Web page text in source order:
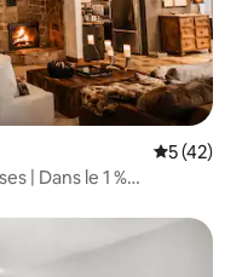
Note
5 (42)
| Dans le 1 %